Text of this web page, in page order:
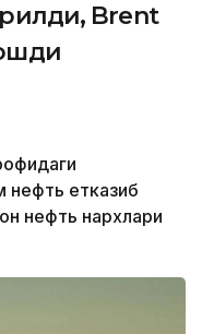
Brent
нефть етказиб
нефть нархлари